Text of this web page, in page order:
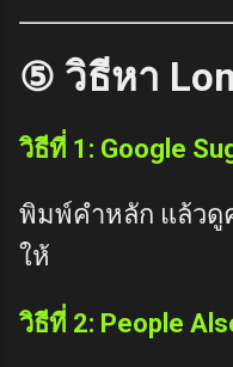
⑤ วิธีหา
วิธีที่ 1: Google
พิมพ์คำหลัก แล้วดู
ให้
วิธีที่ 2: People